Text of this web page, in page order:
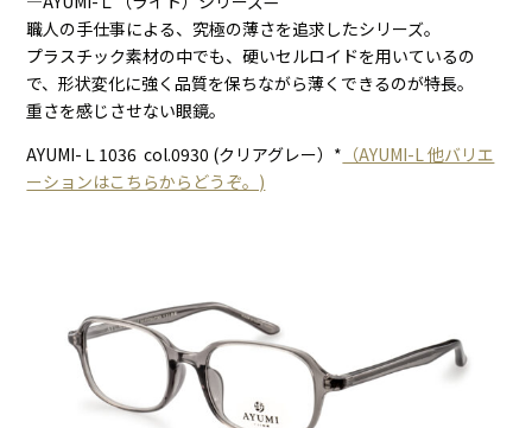
職人の手仕事による、究極の薄さを追求したシリーズ。
プラスチック素材の中でも、硬いセルロイドを用いているの
で、形状変化に強く品質を保ちながら薄くできるのが特長。
重さを感じさせない眼鏡。
AYUMI-Ｌ1036 col.0930 (クリアグレー）* （AYUMI-L 他バリエ
ーションはこちらからどうぞ。)